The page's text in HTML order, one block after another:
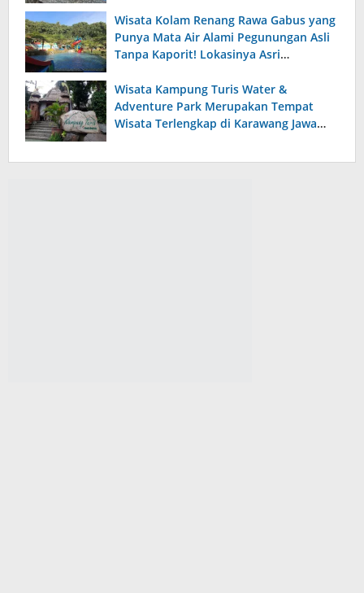
Fasilitas Lengkap!
Wisata Kolam Renang Rawa Gabus yang
Punya Mata Air Alami Pegunungan Asli
Tanpa Kaporit! Lokasinya Asri
Persawanan yang Indah.
Wisata Kampung Turis Water &
Adventure Park Merupakan Tempat
Wisata Terlengkap di Karawang Jawa